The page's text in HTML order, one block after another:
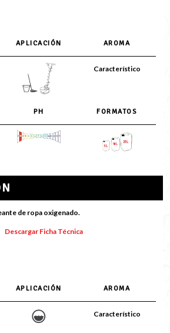
APLICACIÓN AROMA
Característico
PH FORMATOS
de ropa oxigenado.
Descargar Ficha Técnica
APLICACIÓN AROMA
Característico